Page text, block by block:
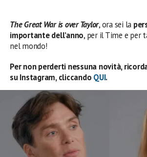
The Great War is over Taylor, ora sei la
importante dell’anno, per il Time e per
nel mondo!
Per non perderti nessuna novità,
su Instagram, cliccando QUI.